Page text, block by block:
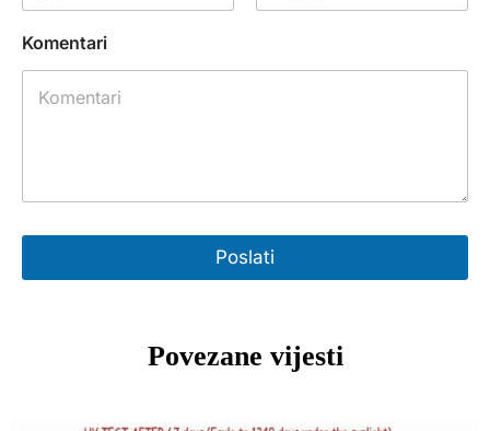
Komentari
Poslati
Povezane vijesti